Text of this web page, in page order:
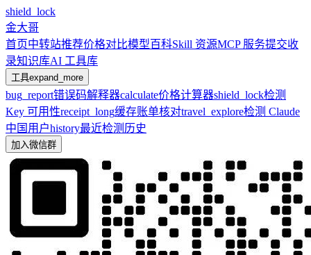
shield_lock
金大哥
首页中转站推荐价格对比模型百科Skill 资源MCP 服务提交收
录知识库AI 工具库
工具expand_more
bug_report错误码解释器calculate价格计算器shield_lock检测
Key 可用性receipt_long缓存账单核对travel_explore检测 Claude
中国用户history最近检测历史
加入微信群